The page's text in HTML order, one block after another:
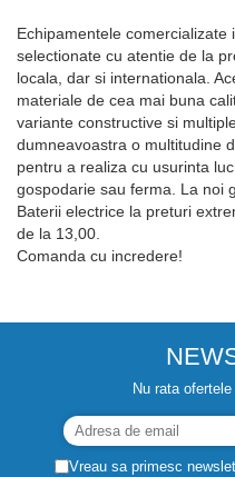
Echipamentele
selectionate cu atentie de la
locala, dar si internationala.
materiale de cea mai buna
variante constructive si
dumneavoastra o multitudine
pentru a realiza cu usurinta
gospodarie sau ferma. La noi
Baterii electrice la preturi
de la 13,00.
Comanda cu incredere!
Nu rata
Vreau sa primesc